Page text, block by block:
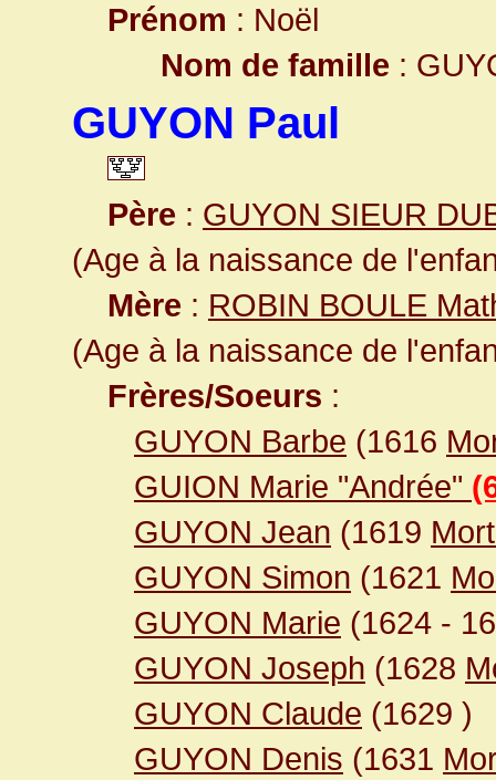
Prénom : Noël
Nom de famille :
GUYON Paul
Père : GUYON SIEUR
(Age à la naissance de
Mère : ROBIN BOULE
(Age à la naissance de
Frères/Soeurs :
GUYON Barbe (1616
GUION Marie "Andrée"
GUYON Jean (1619
GUYON Simon (1621
GUYON Marie (1624 -
GUYON Joseph (1628
GUYON Claude (1629 )
GUYON Denis (1631